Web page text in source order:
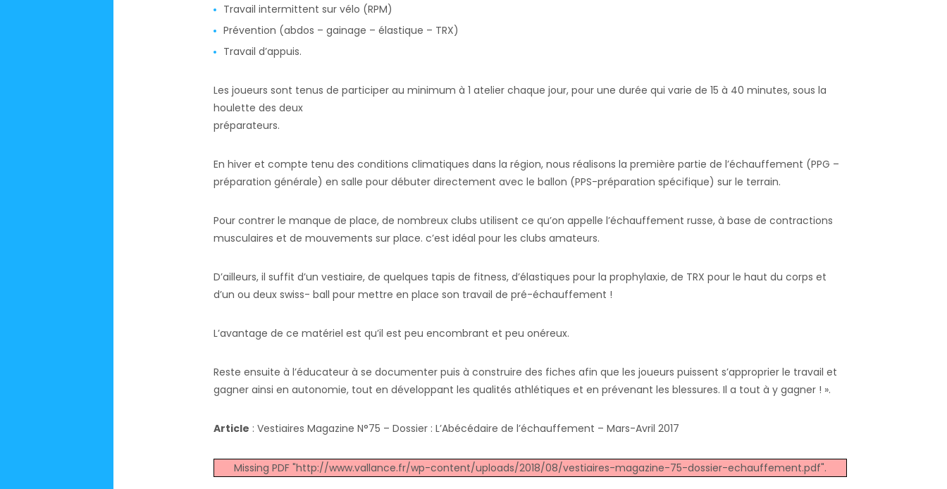
Travail intermittent sur vélo (RPM)
Prévention (abdos – gainage – élastique – TRX)
Travail d’appuis.
Les joueurs sont tenus de participer au minimum à 1 atelier chaque jour, pour une durée qui varie de 15 à 40 minutes, sous la
houlette des deux
préparateurs.
En hiver et compte tenu des conditions climatiques dans la région, nous réalisons la première partie de l’échauffement (PPG –
préparation générale) en salle pour débuter directement avec le ballon (PPS-préparation spécifique) sur le terrain.
Pour contrer le manque de place, de nombreux clubs utilisent ce qu’on appelle l’échauffement russe, à base de contractions
musculaires et de mouvements sur place. c’est idéal pour les clubs amateurs.
D’ailleurs, il suffit d’un vestiaire, de quelques tapis de fitness, d’élastiques pour la prophylaxie, de TRX pour le haut du corps et
d’un ou deux swiss- ball pour mettre en place son travail de pré-échauffement !
L’avantage de ce matériel est qu’il est peu encombrant et peu onéreux.
Reste ensuite à l’éducateur à se documenter puis à construire des fiches afin que les joueurs puissent s’approprier le travail et
gagner ainsi en autonomie, tout en développant les qualités athlétiques et en prévenant les blessures. Il a tout à y gagner ! ».
Article : Vestiaires Magazine N°75 – Dossier : L’Abécédaire de l’échauffement – Mars-Avril 2017
Missing PDF "http://www.vallance.fr/wp-content/uploads/2018/08/vestiaires-magazine-75-dossier-echauffement.pdf".